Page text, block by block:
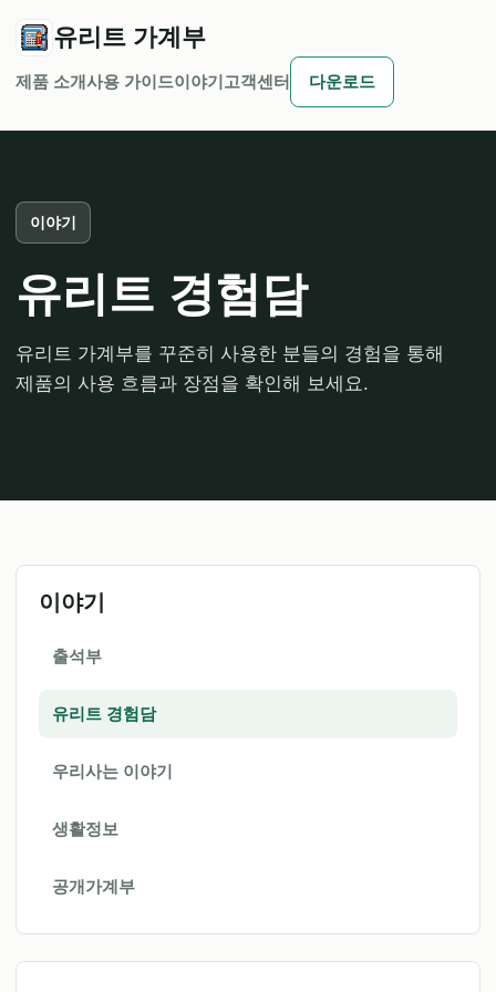
유리트 가계부
제품 소개사용 가이드이야기 고객센터 다운로드
이야기
유리트 경험담
유리트 가계부를 꾸준히 사용한 분들의 경험을 통해
제품의 사용 흐름과 장점을 확인해 보세요.
이야기
출석부
유리트 경험담
우리사는 이야기
생활정보
공개가계부